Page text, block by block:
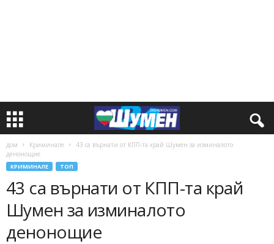
дом Криминале
43 са върнати от КПП-та край Шумен за изминалото
денонощие
КРИМИНАЛЕ ТОП
43 са върнати от КПП-та край
Шумен за изминалото
денонощие